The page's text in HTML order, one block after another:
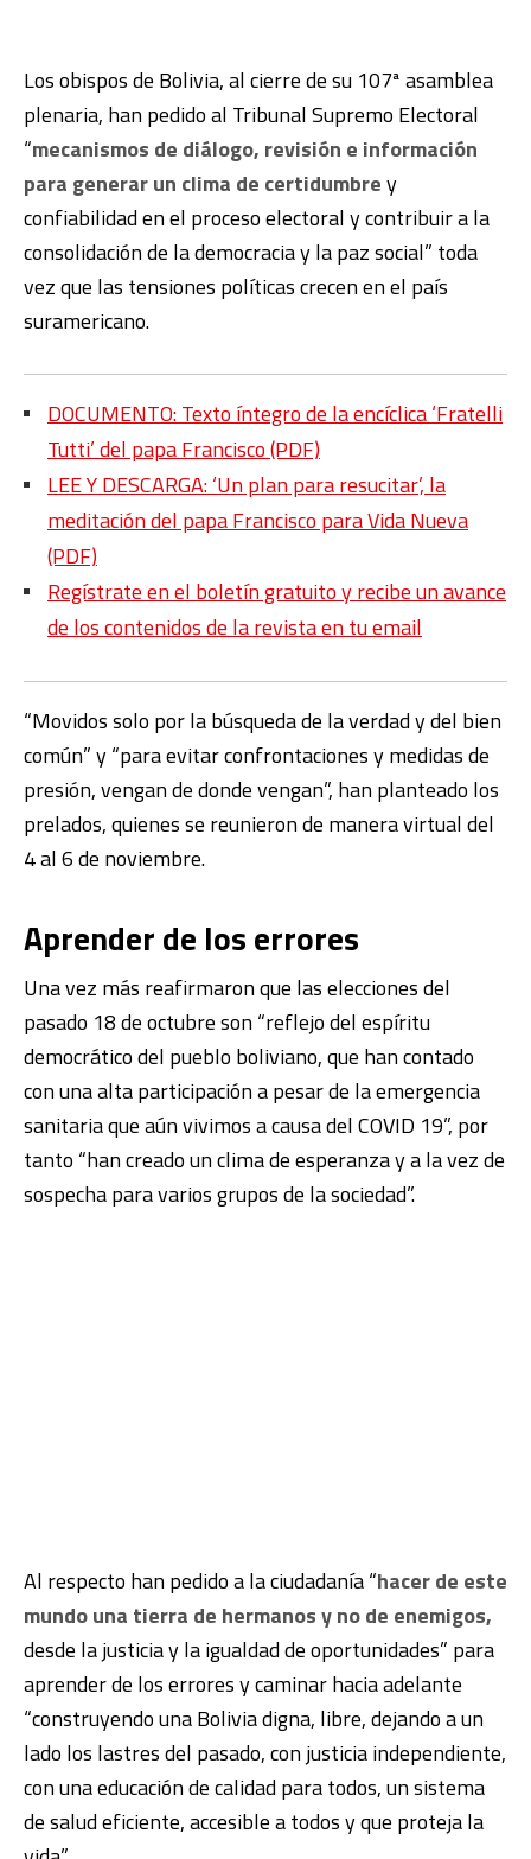
Los obispos de Bolivia, al cierre de su 107ª asamblea
plenaria, han pedido al Tribunal Supremo Electoral
“mecanismos de diálogo, revisión e información
para generar un clima de certidumbrey
confiabilidad en el proceso electoral y contribuir a la
consolidación de la democracia y la paz social” toda
vez que las tensiones políticas crecen en el país
suramericano.
DOCUMENTO: Texto íntegro de la encíclica ‘Fratelli
Tutti’ del papa Francisco (PDF)
LEE Y DESCARGA: ‘Un plan para resucitar’, la
meditación del papa Francisco para Vida Nueva
(PDF)
Regístrate en el boletín gratuito y recibe un avance
de los contenidos de la revista en tu email
“Movidos solo por la búsqueda de la verdad y del bien
común” y “para evitar confrontaciones y medidas de
presión, vengan de donde vengan”, han planteado los
prelados, quienes se reunieron de manera virtual del
4 al 6 de noviembre.
Aprender de los errores
Una vez más reafirmaron que las elecciones del
pasado 18 de octubre son “reflejo del espíritu
democrático del pueblo boliviano, que han contado
con una alta participación a pesar de la emergencia
sanitaria que aún vivimos a causa del COVID 19”, por
tanto “han creado un clima de esperanza y a la vez de
sospecha para varios grupos de la sociedad”.
Al respecto han pedido a la ciudadanía “hacer de este
mundo una tierra de hermanos y no de enemigos,
desde la justicia y la igualdad de oportunidades” para
aprender de los errores y caminar hacia adelante
“construyendo una Bolivia digna, libre, dejando a un
lado los lastres del pasado, con justicia independiente,
con una educación de calidad para todos, un sistema
de salud eficiente, accesible a todos y que proteja la